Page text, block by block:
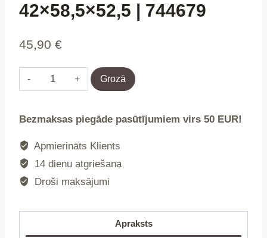
42×58,5×52,5 | 744679
45,90 €
Gultas
|
FIESTA
koka
balta
Grozā
Bezmaksas piegāde pasūtījumiem virs 50 EUR!
Apmierināts Klients
14 dienu atgriešana
Droši maksājumi
Apraksts